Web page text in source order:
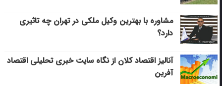
مشاوره با بهترین وکیل ملکی در تهران چه تاثیری
دارد؟
آنالیز اقتصاد کلان از نگاه سایت خبری تحلیلی اقتصاد
آفرین